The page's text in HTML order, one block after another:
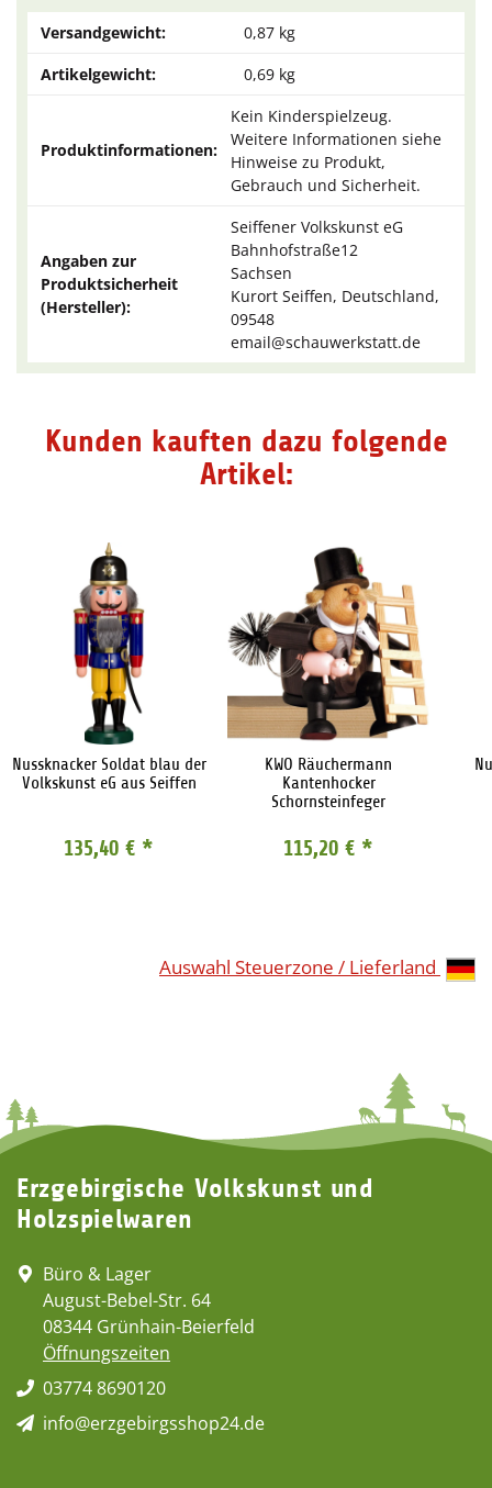
Versandgewicht:
0,87 kg
Artikelgewicht:
0,69 kg
Produktinformationen:
Kein Kinderspielzeug.
Weitere Informationen siehe
Hinweise zu Produkt,
Gebrauch und Sicherheit.
Angaben zur
Produktsicherheit
(Hersteller):
Seiffener Volkskunst eG
Bahnhofstraße12
Sachsen
Kurort Seiffen, Deutschland,
09548
email@schauwerkstatt.de
Kunden kauften dazu folgende
Artikel:
Nussknacker Soldat blau der
Volkskunst eG aus Seiffen
135,40 € *
KWO Räuchermann
Kantenhocker
Schornsteinfeger
115,20 € *
Auswahl Steuerzone / Lieferland
Erzgebirgische Volkskunst und
Holzspielwaren
Büro & Lager
August-Bebel-Str. 64
08344 Grünhain-Beierfeld
Öffnungszeiten
03774 8690120
info@erzgebirgsshop24.de